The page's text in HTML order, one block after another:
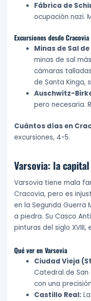
Fábrica de
ocupación nazi.
Excursiones desde Cracovia
Minas de Sal
minas de sal
cámaras
de Santa Kinga,
Auschwitz-
pero necesaria.
Cuántos días en
excursiones, 4-5.
Varsovia: la
Varsovia tiene mala
Cracovia, pero es
en la Segunda Guerra
a piedra. Su Casco
pinturas del siglo XVIII,
Qué ver en Varsovia
Ciudad Vieja
Catedral de San
con una
Castillo Real: